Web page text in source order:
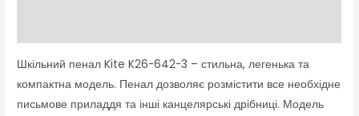
Шкільний пенал Kite K26-642-3 – стильна, легенька та
компактна модель. Пенал дозволяє розмістити все необхідне
письмове приладдя та інші канцелярські дрібниці. Модель